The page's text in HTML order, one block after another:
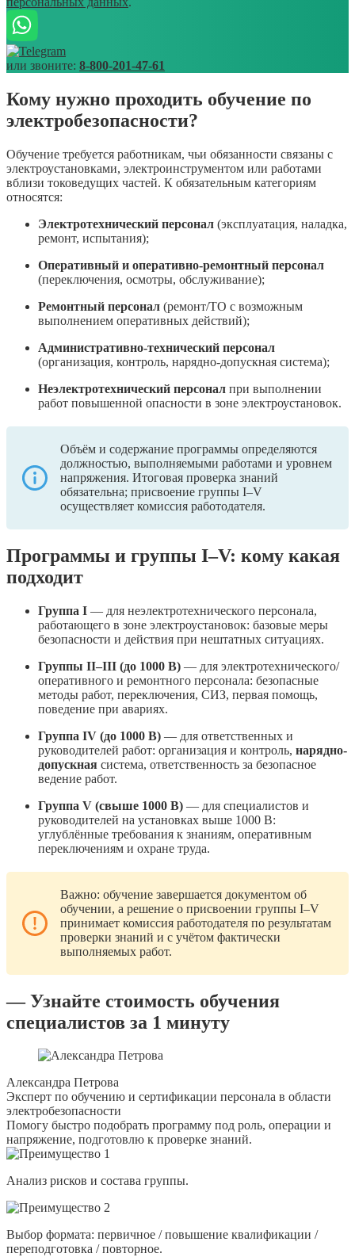
или звоните: 8-800-201-47-61
Кому нужно проходить обучение по
электробезопасности?
Обучение требуется работникам, чьи обязанности связаны с
электроустановками, электроинструментом или работами
вблизи токоведущих частей. К обязательным категориям
относятся:
Электротехнический персонал (эксплуатация, наладка,
ремонт, испытания);
Оперативный и оперативно-ремонтный персонал
(переключения, осмотры, обслуживание);
Ремонтный персонал (ремонт/ТО с возможным
выполнением оперативных действий);
Административно-технический персонал
(организация, контроль, нарядно-допускная система);
Неэлектротехнический персонал при выполнении
работ повышенной опасности в зоне электроустановок.
Объём и содержание программы определяются
должностью, выполняемыми работами и уровнем
напряжения. Итоговая проверка знаний
обязательна; присвоение группы I–V
осуществляет комиссия работодателя.
Программы и группы I–V: кому какая
подходит
Группа I — для неэлектротехнического персонала,
работающего в зоне электроустановок: базовые меры
безопасности и действия при нештатных ситуациях.
Группы II–III (до 1000 В) — для электротехнического/
оперативного и ремонтного персонала: безопасные
методы работ, переключения, СИЗ, первая помощь,
поведение при авариях.
Группа IV (до 1000 В) — для ответственных и
руководителей работ: организация и контроль, нарядно-
допускная система, ответственность за безопасное
ведение работ.
Группа V (свыше 1000 В) — для специалистов и
руководителей на установках выше 1000 В:
углублённые требования к знаниям, оперативным
переключениям и охране труда.
Важно: обучение завершается документом об
обучении, а решение о присвоении группы I–V
принимает комиссия работодателя по результатам
проверки знаний и с учётом фактически
выполняемых работ.
— Узнайте стоимость обучения
специалистов за 1 минуту
Александра Петрова
Эксперт по обучению и сертификации персонала в области
электробезопасности
Помогу быстро подобрать программу под роль, операции и
напряжение, подготовлю к проверке знаний.
Анализ рисков и состава группы.
Выбор формата: первичное / повышение квалификации /
переподготовка / повторное.